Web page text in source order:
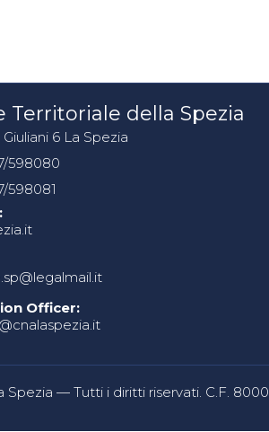
Territoriale della Spezia
6 La Spezia
598080
598081
Officer:
Spezia — Tutti i diritti riservati. C.F.